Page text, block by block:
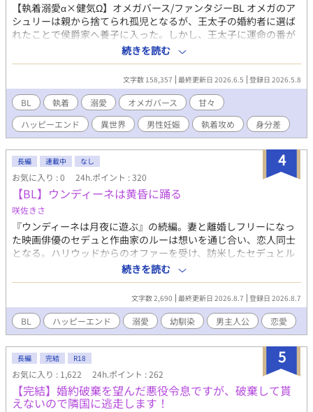
【執着溺愛α×健気Ω】オメガバース/ファンタジーBL オメガのア
シュリーは親から捨てられ孤児となるが、王太子の婚約者に選ば
れたことで侯爵家へ養子に入った。しかし、王太子に運命の番が
現れ、アシュリーは婚約破棄されて王都を追放される。 平民に堕
ちたアシュリーが連れてこられたのは、身寄りのないオメガが助
け合って暮らす娼館だった。そこで初めての客を取るため緊張し
ていたアシュリーの前に、辺境の地を守る美貌の兵士、ジョナサ
ンが現れる――。 侯爵子息から男娼に堕ちたオメガが、多くの人
に助けられて幸せをつかむ話です。 主人公の初恋の成就と、恋人
同士の甘々な時間をお届けします。子供もたくさん生まれます。
性描写があるエピソードには（☆）を付けております。 無理やり
の行為は一切なく、主人公の相手は初めから運命の番ひとりだけ
です。 アルファポリス様の独占公開です。 ※本編完結済。今後は
甘々の後日談を不定期に投稿します。 【番外編：後日談追加】完
結記念SS『癒しの時間』を追加しました。皆様に楽しんでいただ
ければ幸いです。
続きを読む
文字数 158,357 最終更新日 2026.6.5 登録日 2026.5.8
BL 執着 溺愛 オメガバース
甘々
ハッピーエンド
異世界 男性妊娠 執着攻め 身分差
4
長編 連載中 なし
お気に入り : 0 24h.ポイント : 320
【BL】ウンディーネは黄昏に踊る
咲佐きさ
『ウンディーネは月夜に遊ぶ』の続編。妻と離婚しフリーになっ
た映画俳優のセデュと作曲家のルーは想いを通じ合い、恋人同士
となる。ハリウッドからのオファーを受け、訪米したセデュとル
ーは初めての同棲生活を始めるが、ハリウッドにはルーの過去を
知る人物がいて――。 ６０年代ハリウッドを舞台にした、気まぐ
れの作曲家と彼を溺愛する映画俳優のラブストーリー。 ※BLです
が、セデュとルーを巡る３人の女性が登場します。
続きを読む
文字数 2,690 最終更新日 2026.8.7 登録日 2026.8.7
BL ハッピーエンド 溺愛 幼馴染 男主人公 恋愛
5
長編 完結 R18
お気に入り : 1,622 24h.ポイント : 262
【完結】婚約破棄を望んだ悪役令息ですが、破棄して貰
えないので隣国に逃走します！